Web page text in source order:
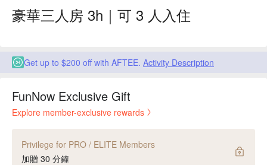
豪華三人房 3h｜可 3 人入住
Get up to $200 off with AFTEE. Activity Description
FunNow Exclusive Gift
Explore member-exclusive rewards
Privilege for PRO / ELITE Members
加贈 30 分鐘